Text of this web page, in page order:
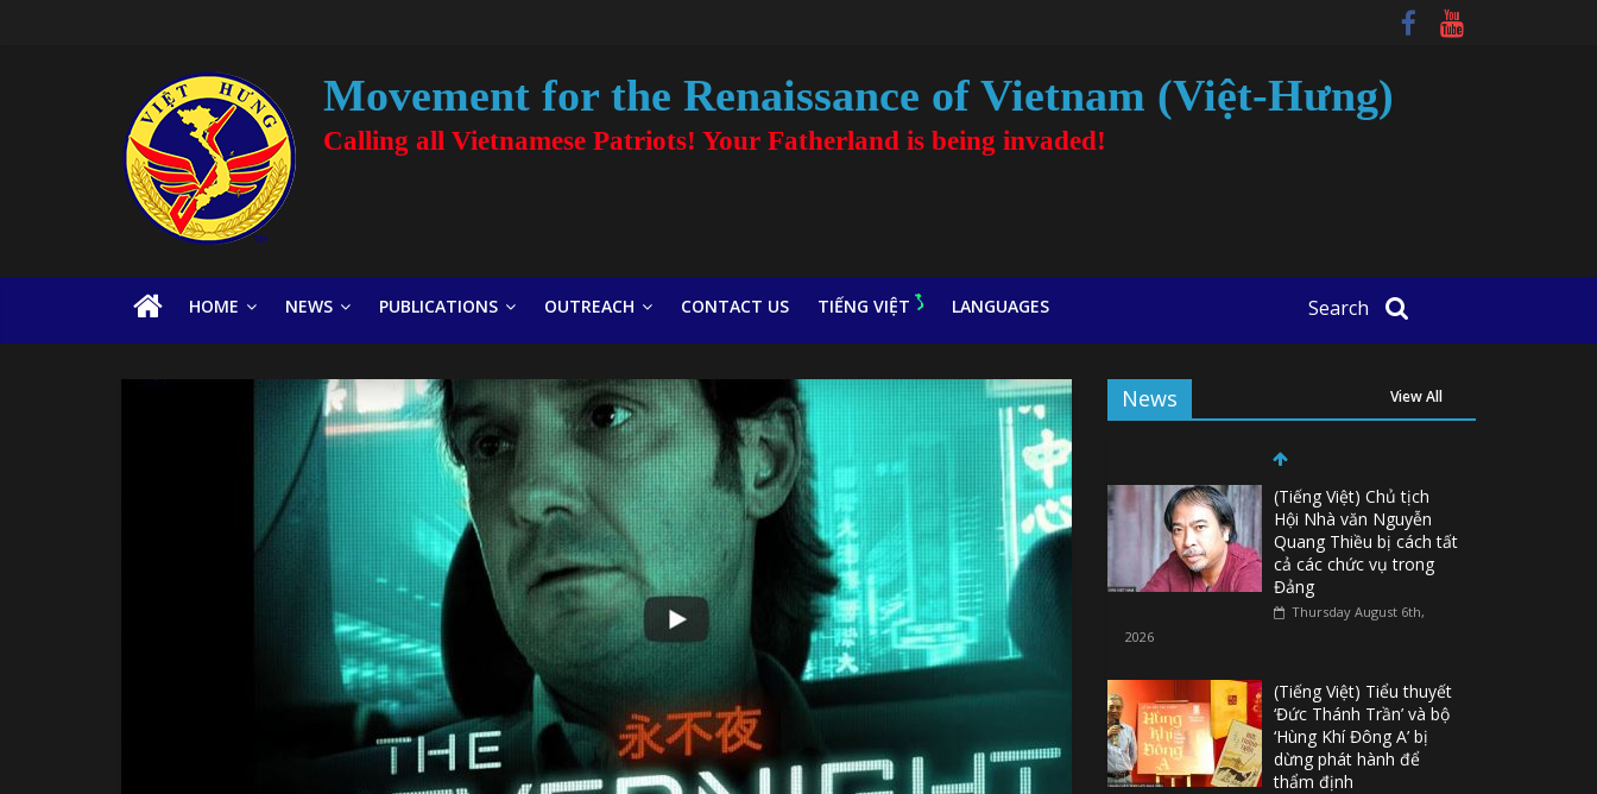
Movement for the Renaissance of Vietnam (Việt-Hưng)
Calling all Vietnamese Patriots! Your Fatherland is being invaded!
HOME NEWS PUBLICATIONS OUTREACH CONTACT US TIẾNG VIỆT LANGUAGES Search
News View All
(Tiếng Việt) Chủ tịch
Hội Nhà văn Nguyễn
Quang Thiều bị cách tất
cả các chức vụ trong
Đảng
Thursday August 6th,
2026
(Tiếng Việt) Tiểu thuyết
‘Đức Thánh Trần’ và bộ
‘Hùng Khí Đông A’ bị
dừng phát hành để
thẩm định